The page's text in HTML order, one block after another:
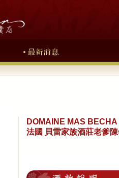
DOMAINE MAS
法國 貝雷家族酒莊老爹